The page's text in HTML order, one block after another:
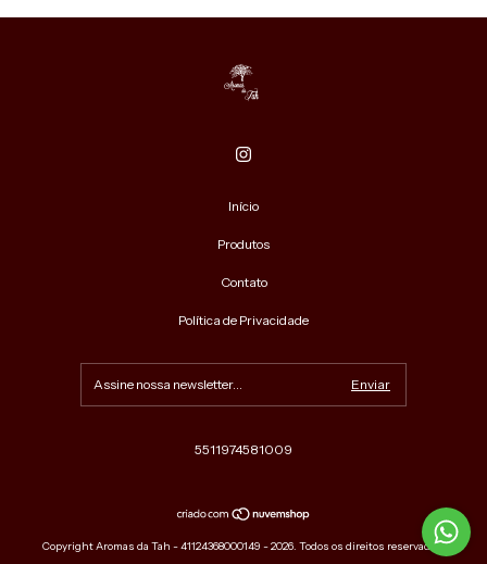
Início
Produtos
Contato
Política de Privacidade
5511974581009
Copyright Aromas da Tah - 41124368000149 - 2026. Todos os direitos reservados.